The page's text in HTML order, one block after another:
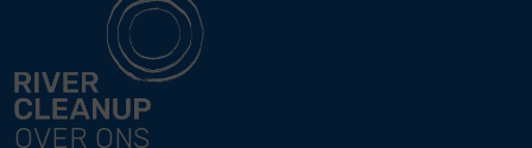
OVER ONS